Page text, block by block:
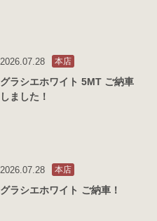
2026.07.28 本店
グラシエホワイト 5MT ご納車
しました！
2026.07.28 本店
グラシエホワイト ご納車！